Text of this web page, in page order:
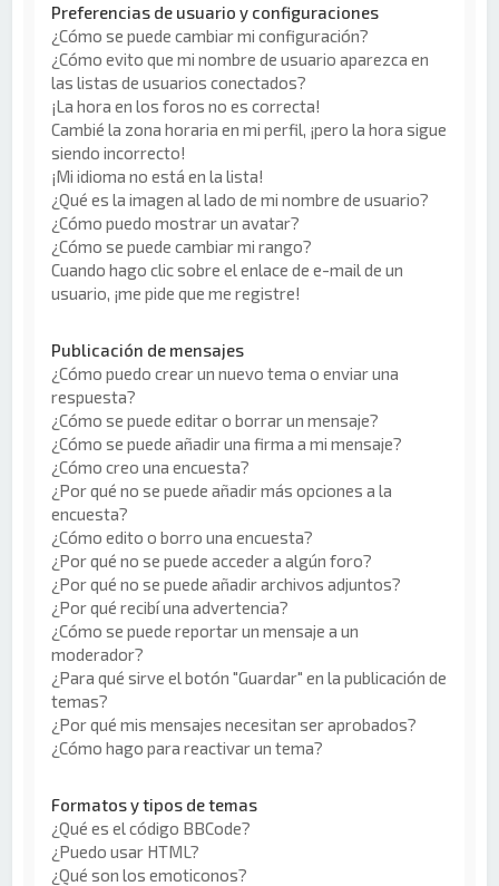
Preferencias de usuario y configuraciones
¿Cómo se puede cambiar mi configuración?
¿Cómo evito que mi nombre de usuario aparezca en
las listas de usuarios conectados?
¡La hora en los foros no es correcta!
Cambié la zona horaria en mi perfil, ¡pero la hora sigue
siendo incorrecto!
¡Mi idioma no está en la lista!
¿Qué es la imagen al lado de mi nombre de usuario?
¿Cómo puedo mostrar un avatar?
¿Cómo se puede cambiar mi rango?
Cuando hago clic sobre el enlace de e-mail de un
usuario, ¡me pide que me registre!
Publicación de mensajes
¿Cómo puedo crear un nuevo tema o enviar una
respuesta?
¿Cómo se puede editar o borrar un mensaje?
¿Cómo se puede añadir una firma a mi mensaje?
¿Cómo creo una encuesta?
¿Por qué no se puede añadir más opciones a la
encuesta?
¿Cómo edito o borro una encuesta?
¿Por qué no se puede acceder a algún foro?
¿Por qué no se puede añadir archivos adjuntos?
¿Por qué recibí una advertencia?
¿Cómo se puede reportar un mensaje a un
moderador?
¿Para qué sirve el botón "Guardar" en la publicación de
temas?
¿Por qué mis mensajes necesitan ser aprobados?
¿Cómo hago para reactivar un tema?
Formatos y tipos de temas
¿Qué es el código BBCode?
¿Puedo usar HTML?
¿Qué son los emoticonos?